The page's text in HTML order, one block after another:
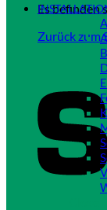
Es befinden
Zurück zum